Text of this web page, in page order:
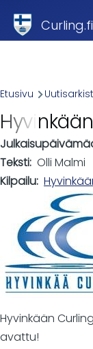
Curling.fi
Etusivu
Teksti Olli Malmi
Kilpailu
Hyvinkään
avattu!